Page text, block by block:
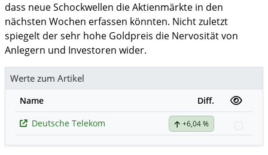
dass neue Schockwellen die Aktienmärkte in den
nächsten Wochen erfassen könnten. Nicht zuletzt
spiegelt der sehr hohe Goldpreis die Nervosität von
Anlegern und Investoren wider.
Werte zum Artikel
Name
Diff.
Deutsche Telekom
+6,04 %